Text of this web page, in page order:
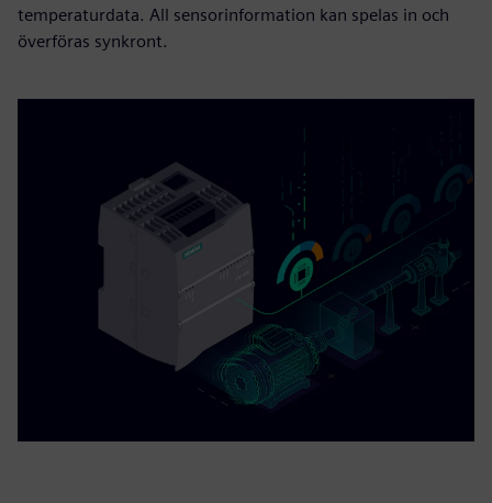
temperaturdata. All sensorinformation kan spelas in och
överföras synkront.